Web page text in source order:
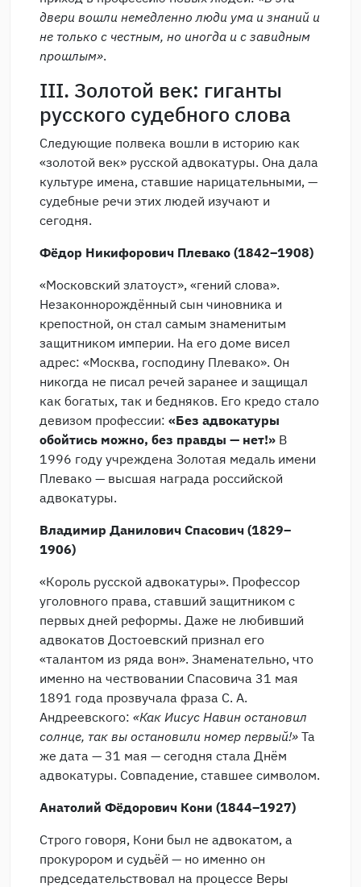
двери вошли немедленно люди ума и знаний и
не только с честным, но иногда и с завидным
прошлым».
III. Золотой век: гиганты
русского судебного слова
Следующие полвека вошли в историю как
«золотой век» русской адвокатуры. Она дала
культуре имена, ставшие нарицательными, —
судебные речи этих людей изучают и
сегодня.
Фёдор Никифорович Плевако (1842–1908)
«Московский златоуст», «гений слова».
Незаконнорождённый сын чиновника и
крепостной, он стал самым знаменитым
защитником империи. На его доме висел
адрес: «Москва, господину Плевако». Он
никогда не писал речей заранее и защищал
как богатых, так и бедняков. Его кредо стало
девизом профессии: «Без адвокатуры
обойтись можно, без правды — нет!» В
1996 году учреждена Золотая медаль имени
Плевако — высшая награда российской
адвокатуры.
Владимир Данилович Спасович (1829–
1906)
«Король русской адвокатуры». Профессор
уголовного права, ставший защитником с
первых дней реформы. Даже не любивший
адвокатов Достоевский признал его
«талантом из ряда вон». Знаменательно, что
именно на чествовании Спасовича 31 мая
1891 года прозвучала фраза С. А.
Андреевского: «Как Иисус Навин остановил
солнце, так вы остановили номер первый!» Та
же дата — 31 мая — сегодня стала Днём
адвокатуры. Совпадение, ставшее символом.
Анатолий Фёдорович Кони (1844–1927)
Строго говоря, Кони был не адвокатом, а
прокурором и судьёй — но именно он
председательствовал на процессе Веры